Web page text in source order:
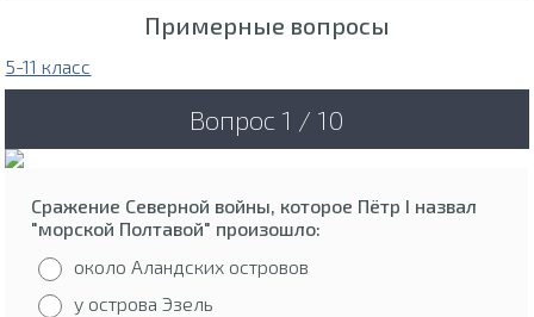
Примерные вопросы
5-11 класс
Вопрос 1 / 10
Сражение Северной войны, которое Пётр I назвал
"морской Полтавой" произошло:
около Аландских островов
у острова Эзель